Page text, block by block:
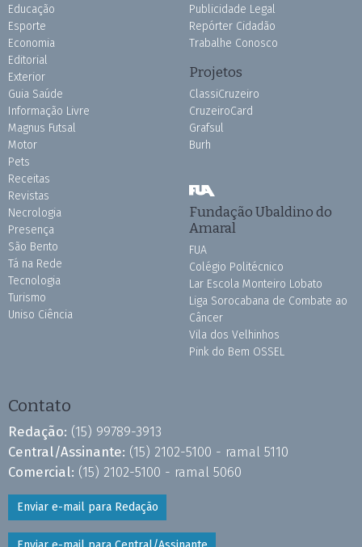
Educação
Esporte
Economia
Editorial
Exterior
Guia Saúde
Informação Livre
Magnus Futsal
Motor
Pets
Receitas
Revistas
Necrologia
Presença
São Bento
Tá na Rede
Tecnologia
Turismo
Uniso Ciência
Publicidade Legal
Repórter Cidadão
Trabalhe Conosco
Projetos
ClassiCruzeiro
CruzeiroCard
Grafsul
Burh
Fundação Ubaldino do
Amaral
FUA
Colégio Politécnico
Lar Escola Monteiro Lobato
Liga Sorocabana de Combate ao
Câncer
Vila dos Velhinhos
Pink do Bem OSSEL
Contato
Redação: (15) 99789-3913
Central/Assinante: (15) 2102-5100 - ramal 5110
Comercial: (15) 2102-5100 - ramal 5060
Enviar e-mail para Redação